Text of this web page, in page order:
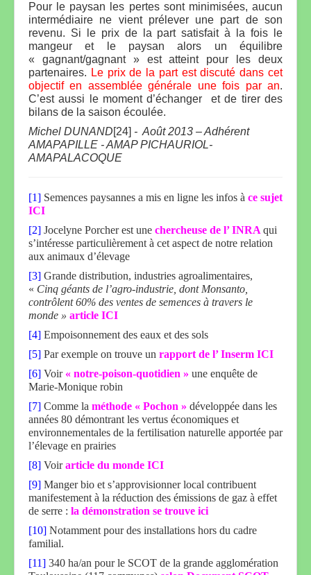
Pour le paysan les pertes sont minimisées, aucun
intermédiaire ne vient prélever une part de son
revenu. Si le prix de la part satisfait à la fois le
mangeur et le paysan alors un équilibre
« gagnant/gagnant » est atteint pour les deux
partenaires. Le prix de la part est discuté dans cet
objectif en assemblée générale une fois par an.
C’est aussi le moment d’échanger et de tirer des
bilans de la saison écoulée.
Michel DUNAND[24] - Août 2013 – Adhérent
AMAPAPILLE - AMAP PICHAURIOL-
AMAPALACOQUE
[1] Semences paysannes a mis en ligne les infos à ce sujet
ICI
[2] Jocelyne Porcher est une chercheuse de l’ INRA qui
s’intéresse particulièrement à cet aspect de notre relation
aux animaux d’élevage
[3] Grande distribution, industries agroalimentaires,
« Cinq géants de l’agro-industrie, dont Monsanto,
contrôlent 60% des ventes de semences à travers le
monde » article ICI
[4] Empoisonnement des eaux et des sols
[5] Par exemple on trouve un rapport de l’ Inserm ICI
[6] Voir « notre-poison-quotidien » une enquête de
Marie-Monique robin
[7] Comme la méthode « Pochon » développée dans les
années 80 démontrant les vertus économiques et
environnementales de la fertilisation naturelle apportée par
l’élevage en prairies
[8] Voirarticle du monde ICI
[9] Manger bio et s’approvisionner local contribuent
manifestement à la réduction des émissions de gaz à effet
de serre : la démonstration se trouve ici
[10] Notamment pour des installations hors du cadre
familial.
[11] 340 ha/an pour le SCOT de la grande agglomération